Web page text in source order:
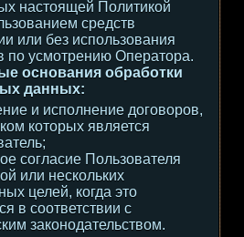
настоящей Политикой
средств
или без использования
по усмотрению Оператора.
основания обработки
данных:
и исполнение договоров,
которых является
согласие Пользователя
или нескольких
целей, когда это
в соответствии с
законодательством.